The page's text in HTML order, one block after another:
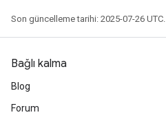
Son güncelleme tarihi: 2025-07-26 UTC.
Bağlı kalma
Blog
Forum